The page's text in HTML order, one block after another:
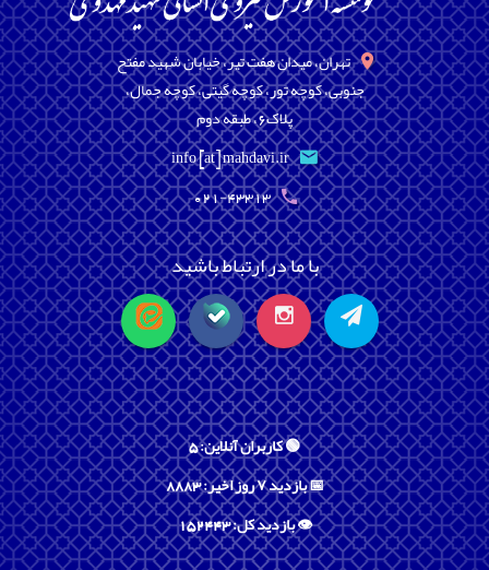
تهران، میدان هفت تیر، خیابان شهید مفتح
جنوبی، کوچه تور، کوچه گیتی، کوچه جمال،
پلاک6، طبقه دوم
info [at] mahdavi.ir
021-43313
با ما در ارتباط باشید
🟢 کاربران آنلاین: 5
📅 بازدید ۷ روز اخیر: 8883
👁️ بازدید کل: 152443